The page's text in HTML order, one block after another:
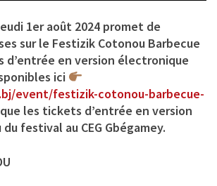
1er août 2024 promet de
sur le Festizik Cotonou Barbecue
d’entrée en version électronique
ici
event/festizik-cotonou-barbecue-
les tickets d’entrée en version
festival au CEG Gbégamey.